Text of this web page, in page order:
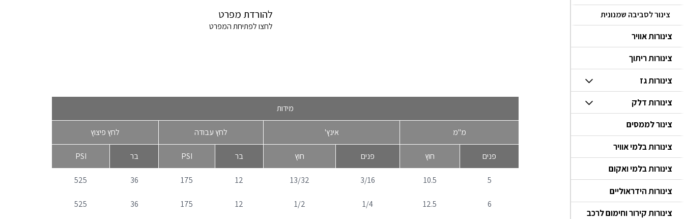
צינור לסביבה שמנונית
צינורות אוויר
צינורות ריתוך
צינורות גז
צינורות דלק
צינור לממסים
צינורות בלמי אוויר
צינורות בלמי ואקום
צינורות הידראוליים
צינורות קירור וחימום לרכב
להורדת מפרט
לחצו לפתיחת המפרט
מידות
מ''מ אינץ' לחץ עבודה לחץ פיצוץ
פנים חוץ פנים חוץ בר PSI בר PSI
5
10.5
3/16
13/32
12
175
36
525
6
12.5
1/4
1/2
12
175
36
525